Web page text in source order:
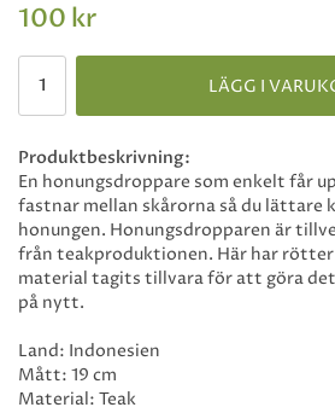
100 kr
LÄGG I
Produktbeskrivning:
En honungsdroppare som enkelt får
fastnar mellan skårorna så du lättare
honungen. Honungsdropparen är
från teakproduktionen. Här har
material tagits tillvara för att göra
på nytt.
Land: Indonesien
Mått: 19 cm
Material: Teak